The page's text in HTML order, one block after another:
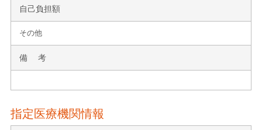
自己負担額
その他
備 考
指定医療機関情報